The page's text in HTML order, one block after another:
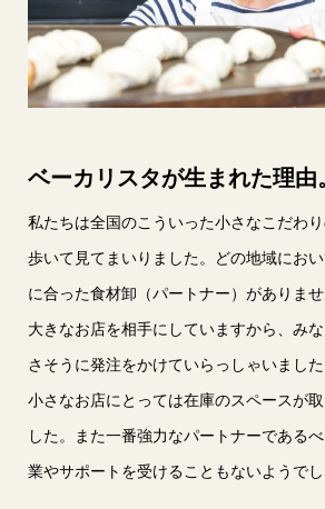
ベーカリスタが生まれた理由
私たちは全国のこういった小さなこだわ
歩いて見てまいりました。どの地域にお
に合った食材卸（パートナー）がありま
大きなお店を相手にしていますから、み
さそうに発注をかけていらっしゃいました
小さなお店にとっては在庫のスペースが
した。また一番強力なパートナーである
業やサポートを受けることもないようでし